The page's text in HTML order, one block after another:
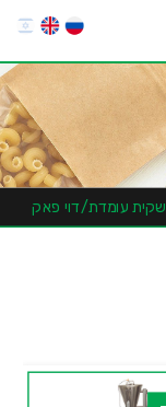
שקית עומדת/דוי פאק